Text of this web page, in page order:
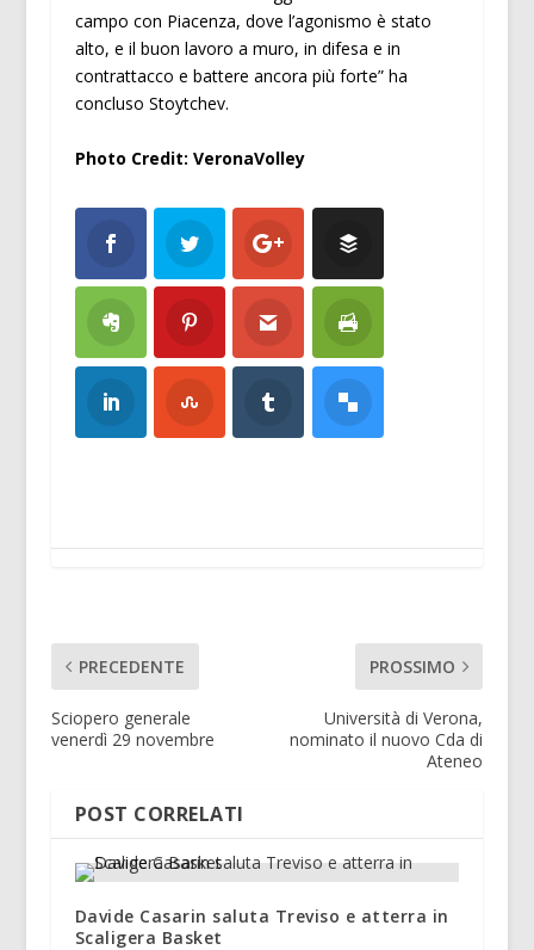
campo con Piacenza, dove l’agonismo è stato
alto, e il buon lavoro a muro, in difesa e in
contrattacco e battere ancora più forte” ha
concluso Stoytchev.
Photo Credit: VeronaVolley
PRECEDENTE
Sciopero generale
venerdì 29 novembre
PROSSIMO
Università di Verona,
nominato il nuovo Cda di
Ateneo
POST CORRELATI
Davide Casarin saluta Treviso e atterra in
Scaligera Basket